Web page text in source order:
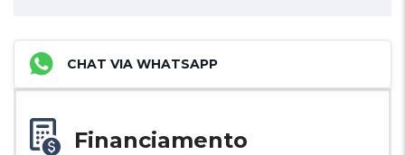
CHAT VIA WHATSAPP
Financiamento